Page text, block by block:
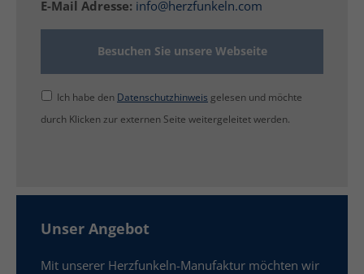
info@yourdomain.com
About us
adipiscing elit.
E-Mail Adresse: info@herzfunkeln.com
Besuchen Sie unsere Webseite
Ich habe den Datenschutzhinweis gelesen und möchte
durch Klicken zur externen Seite weitergeleitet werden.
Unser Angebot
Mit unserer Herzfunkeln-Manufaktur möchten wir